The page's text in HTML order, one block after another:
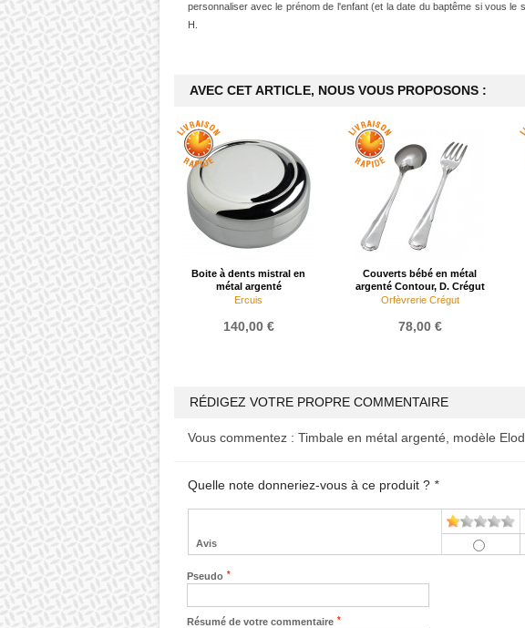
personnaliser avec le prénom de l'enfant (et la date du baptême si vous
H.
AVEC CET ARTICLE, NOUS VOUS PROPOSONS :
Boite à dents mistral en
métal argenté
Ercuis
140,00 €
Couverts bébé en métal
argenté Contour, D. Crégut
Orfèvrerie Crégut
78,00 €
RÉDIGEZ VOTRE PROPRE COMMENTAIRE
Vous commentez : Timbale en métal argenté, modèle
Quelle note donneriez-vous à ce produit ? *
Avis
*
Pseudo
*
Résumé de votre commentaire